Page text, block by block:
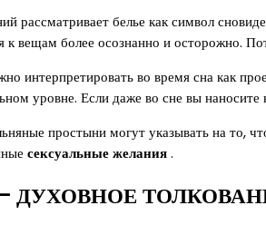
рассматривает белье как символ
к вещам более осознанно и осторожно.
интерпретировать во время сна как
уровне. Если даже во сне вы
простыни могут указывать на
сексуальные желания.
ДУХОВНОЕ